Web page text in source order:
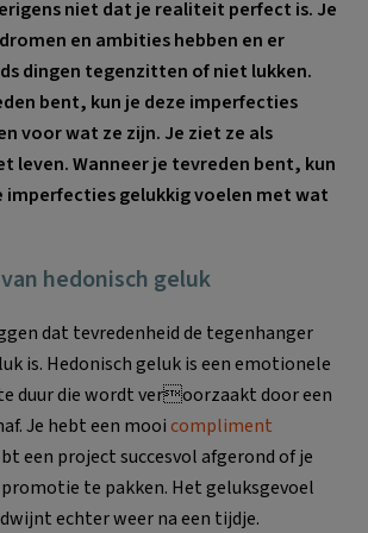
niet dat je realiteit perfect is. Je
en ambities hebben en er
dingen tegenzitten of niet lukken.
bent, kun je deze imperfecties
voor wat ze zijn. Je ziet ze als
leven. Wanneer je tevreden bent, kun
imperfecties gelukkig voelen met wat
hedonisch geluk
dat tevredenheid de tegenhanger
is. Hedonisch geluk is een emotionele
duur die wordt veroorzaakt door een
Je hebt een mooicompliment
een project succesvol afgerond of je
te pakken. Het geluksgevoel
echter weer na een tijdje.